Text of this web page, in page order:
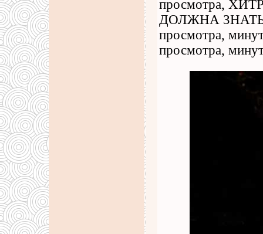
просмотра,
ДОЛЖНА
просмотра,
просмотра,